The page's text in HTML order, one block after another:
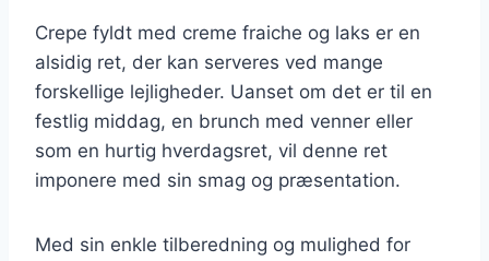
Crepe fyldt med creme fraiche og laks er en
alsidig ret, der kan serveres ved mange
forskellige lejligheder. Uanset om det er til en
festlig middag, en brunch med venner eller
som en hurtig hverdagsret, vil denne ret
imponere med sin smag og præsentation.
Med sin enkle tilberedning og mulighed for